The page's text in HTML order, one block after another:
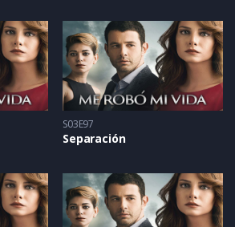
S03E97
Separación